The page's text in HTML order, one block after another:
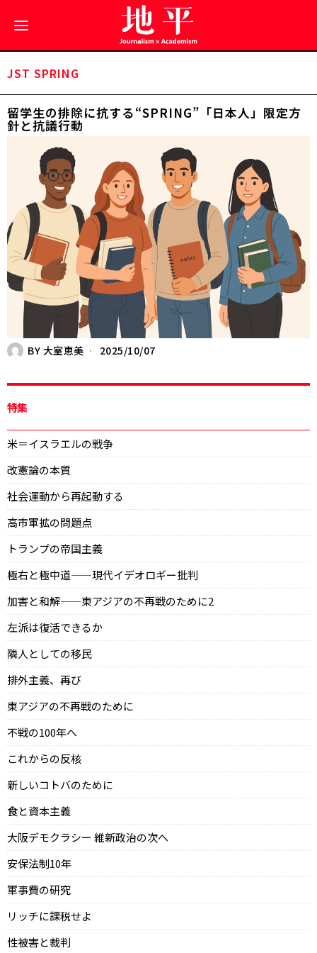
JST SPRING
留学生の排除に抗する――“SPRING”「日本人」限定方
針と抗議行動
BY 大室恵美 2025/10/07
特集
米＝イスラエルの戦争
改憲論の本質
社会運動から再起動する
高市軍拡の問題点
トランプの帝国主義
極右と極中道——現代イデオロギー批判
加害と和解——東アジアの不再戦のために2
左派は復活できるか
隣人としての移民
排外主義、再び
東アジアの不再戦のために
不戦の100年へ
これからの反核
新しいコトバのために
食と資本主義
大阪デモクラシー 維新政治の次へ
安保法制10年
軍事費の研究
リッチに課税せよ
性被害と裁判